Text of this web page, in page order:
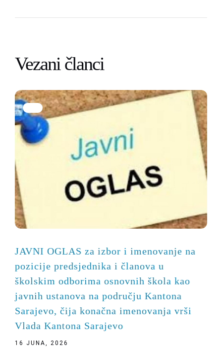
Vezani članci
JAVNI OGLAS za izbor i imenovanje na
pozicije predsjednika i članova u
školskim odborima osnovnih škola kao
javnih ustanova na području Kantona
Sarajevo, čija konačna imenovanja vrši
Vlada Kantona Sarajevo
16 JUNA, 2026